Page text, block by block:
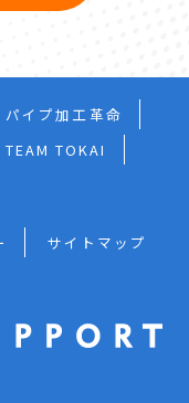
パイプ加工革命
TEAM TOKAI
サイトマップ